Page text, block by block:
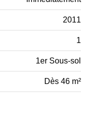
2011
1
1er Sous-sol
Dès 46 m²